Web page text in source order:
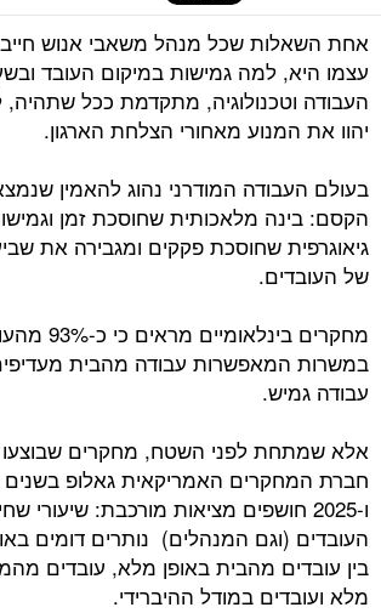
אחת השאלות שכל מנהל משאבי אנוש
עצמו היא, למה גמישות במיקום העובד
העבודה וטכנולוגיה, מתקדמת ככל שתהיה,
יהוו את המנוע מאחורי הצלחת הארגון.
בעולם העבודה המודרני נהוג להאמין
הקסם: בינה מלאכותית שחוסכת זמן
גיאוגרפית שחוסכת פקקים ומגבירה את
של העובדים.
מחקרים
במשרות המאפשרות עבודה מהבית
עבודה גמיש.
אלא שמתחת לפני השטח, מחקרים שבוצעו
ו-2025 חושפים מציאות מורכבת: שיעורי
העובדים (וגם המנהלים) נותרים דומים
בין עובדים מהבית באופן מלא, עובדים
מלא ועובדים במודל ההיברידי.